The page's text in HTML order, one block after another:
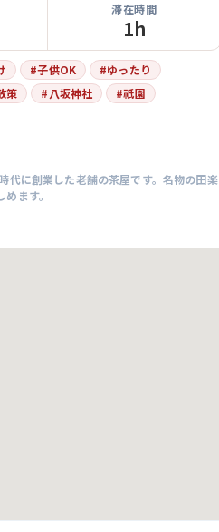
滞在時間
1h
#子供OK #ゆったり
策 # 八坂神社 #祇園
代に創業した老舗の茶屋です。名物の田楽
ます。